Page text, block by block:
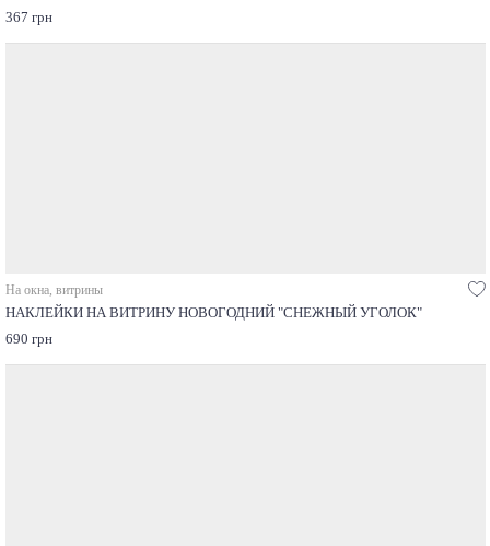
367 грн
На окна, витрины
НАКЛЕЙКИ НА ВИТРИНУ НОВОГОДНИЙ "СНЕЖНЫЙ УГОЛОК"
690 грн